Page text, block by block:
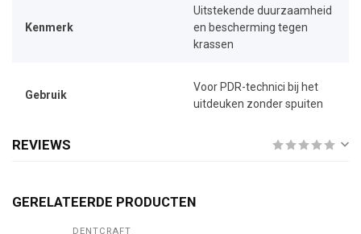
Kenmerk
Uitstekende duurzaamheid
en bescherming tegen
krassen
Gebruik
Voor PDR-technici bij het
uitdeuken zonder spuiten
REVIEWS
GERELATEERDE PRODUCTEN
DENTCRAFT